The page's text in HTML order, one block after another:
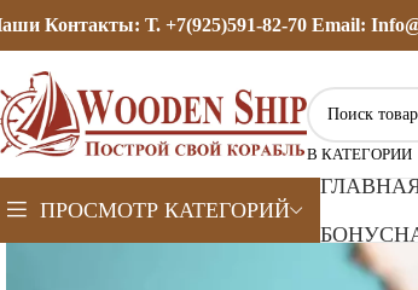
Контакты: Т. +7(925)591-82-70 Email:
В КАТЕГОРИИ
ПРОСМОТР КАТЕГОРИЙ